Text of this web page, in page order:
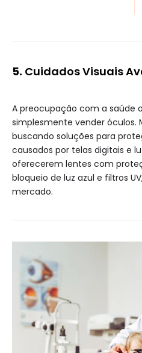
5. Cuidados Visuais
A preocupação com a saúde
simplesmente vender óculos.
buscando soluções para
causados por telas digitais e
oferecerem lentes com
bloqueio de luz azul e filtros
mercado.